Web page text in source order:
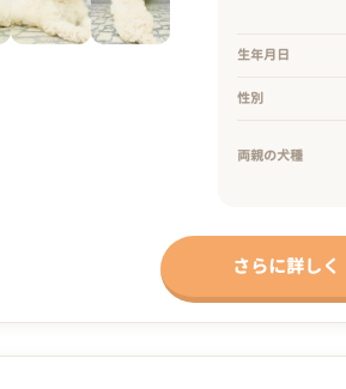
生年月日
性別
両親の犬種
さらに詳しく